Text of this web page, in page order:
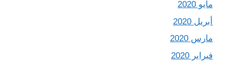
مايو 2020
أبريل 2020
مارس 2020
فبراير 2020